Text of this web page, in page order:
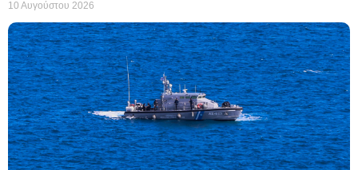
10 Αυγούστου 2026